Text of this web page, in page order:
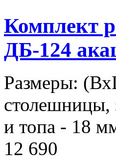
Комплект
ДБ-124
Размеры:
столешницы,
и топа - 18
12 690